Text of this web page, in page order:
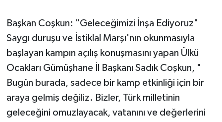
Başkan Coşkun: "Geleceğimizi İnşa Ediyoruz"
Saygı duruşu ve İstiklal Marşı'nın okunmasıyla
başlayan kampın açılış konuşmasını yapan Ülkü
Ocakları Gümüşhane İl Başkanı Sadık Coşkun, "
Bugün burada, sadece bir kamp etkinliği için bir
araya gelmiş değiliz. Bizler, Türk milletinin
geleceğini omuzlayacak, vatanını ve değerlerini